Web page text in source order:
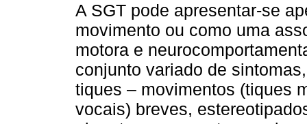
A SGT pode apresentar-se
movimento ou como uma
motora e
conjunto variado de
tiques – movimentos (tiques
vocais) breves,